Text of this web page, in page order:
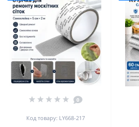
0
Код товару: LY668-217